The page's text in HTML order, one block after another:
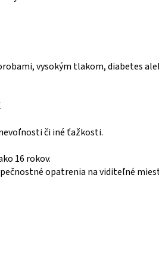
vysokým tlakom, diabetes
či iné ťažkosti.
16 rokov.
opatrenia na viditeľné